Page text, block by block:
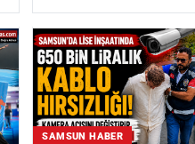
SAMSUN HABER